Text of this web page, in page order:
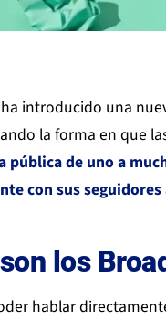
introducido una
la forma en que
pública de uno a
con sus seguidores
los
hablar